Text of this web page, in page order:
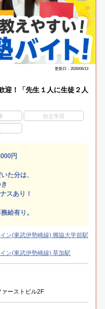
更新日：2026/06/13
迎！「先生１人に生徒２人
自立学習
円
た分は、
スあり！
給有り。
ン(東武伊勢崎線) 獨協大学前駅
ン(東武伊勢崎線) 草加駅
ーストビル2F